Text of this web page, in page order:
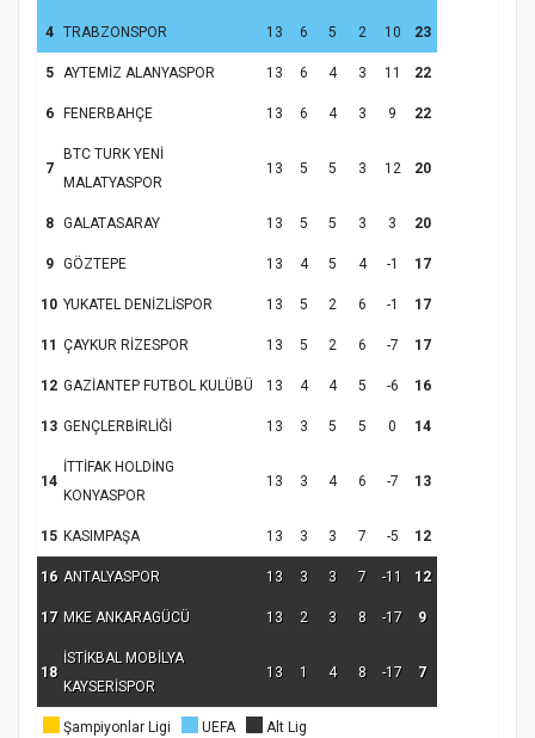
Samsun Atakum’da Yaz Kur’an Kursu
Kapanış Programı
Samsun Atakum’da Ayasofya Camii
koparıyor mu?
4 TRABZONSPOR 13 6 5 2 10 23
5 AYTEMİZ ALANYASPOR 13 6 4 3 11 22
6 FENERBAHÇE 13 6 4 3 9 22
7
BTC TURK YENİ
MALATYASPOR
13 5 5 3 12 20
8 GALATASARAY 13 5 5 3 3 20
9 GÖZTEPE 13 4 5 4 -1 17
10 YUKATEL DENİZLİSPOR 13 5 2 6 -1 17
11 ÇAYKUR RİZESPOR 13 5 2 6 -7 17
12 GAZİANTEP FUTBOL KULÜBÜ 13 4 4 5 -6 16
13 GENÇLERBİRLİĞİ 13 3 5 5 0 14
14
İTTİFAK HOLDİNG
KONYASPOR
13 3 4 6 -7 13
15 KASIMPAŞA 13 3 3 7 -5 12
16 ANTALYASPOR 13 3 3 7 -11 12
17 MKE ANKARAGÜCÜ 13 2 3 8 -17 9
18
İSTİKBAL MOBİLYA
KAYSERİSPOR
13 1 4 8 -17 7
Şampiyonlar Ligi UEFA Alt Lig